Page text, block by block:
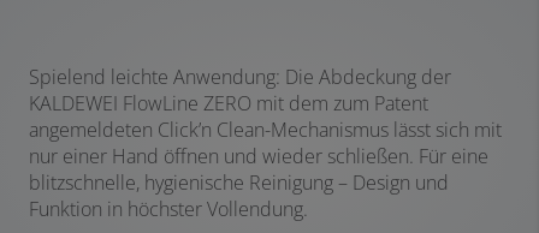
Spielend leichte Anwendung: Die Abdeckung der
KALDEWEI FlowLine ZERO mit dem zum Patent
angemeldeten Click’n Clean-Mechanismus lässt sich mit
nur einer Hand öffnen und wieder schließen. Für eine
blitzschnelle, hygienische Reinigung – Design und
Funktion in höchster Vollendung.